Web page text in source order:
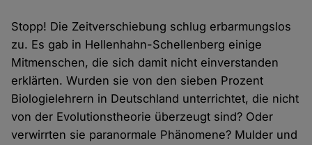
Stopp! Die Zeitverschiebung schlug erbarmungslos
zu. Es gab in Hellenhahn-Schellenberg einige
Mitmenschen, die sich damit nicht einverstanden
erklärten. Wurden sie von den sieben Prozent
Biologielehrern in Deutschland unterrichtet, die nicht
von der Evolutionstheorie überzeugt sind? Oder
verwirrten sie paranormale Phänomene? Mulder und